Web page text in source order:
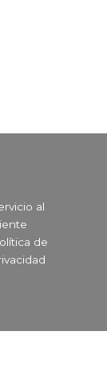
al
de